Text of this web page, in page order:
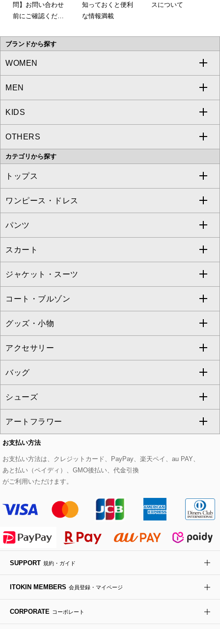
問】お問い合わせ
前にご確認くださ
知っておくと便利
な情報満載
スについて
ブランドから探す
WOMEN
a.v.v
MICHEL KLEIN
MK MICHEL KLEIN
OFUON le MK
eur3
Maison de CINQ
MK MICHEL KLEIN BAG
HIROKO KOSHINO
MEN
a.v.v
MICHEL KLEIN HOMME
MK MICHEL KLEIN HOMME
KIDS
a.v.v
OTHERS
MK MICHEL KLEIN BAG
カテゴリから探す
トップス
すべてのトップス
カットソー・Tシャツ
ブラウス・シャツ
ニット・セーター
カーディガン
アンサンブルセット
ベスト・ジレ
パーカー
タンクトップ・キャミソール
スウェット・ジャージー
その他のトップス
ワンピース・ドレス
すべてのワンピース・ドレス
ワンピース
ドレス
チュニック
ジャンパースカート
その他のワンピース・ドレス
パンツ
すべてのパンツ
フルレングスパンツ
クロップド・半端丈パンツ
ガウチョ・ワイドパンツ
ハーフ・ショート丈パンツ
サロペット・オールインワン
その他のパンツ
スカート
すべてのスカート
ロング・マキシ丈スカート
ひざ丈スカート
ミモレ丈スカート
ショート・ミニ丈スカート
その他のスカート
ジャケット・スーツ
すべてのジャケット・スーツ
テーラードジャケット
ノーカラージャケット
セットアップ
セットアップジャケット
セットアップパンツ
セットアップスカート
セットアップワンピース
コート・ブルゾン
すべてのコート・ブルゾン
トレンチコート
ピーコート
ダッフルコート
チェスターコート
モッズコート
ステンカラーコート
ライダースジャケット
デニムジャケット
ダウンジャケット・コート
グッズ・小物
すべてのグッズ・小物
マスク
ストール・マフラー・スヌード
ベルト・サスペンダー
帽子
ヘアアクセサリー
ハンカチ・バンダナ
手袋
チャーム・ストラップ
アクセサリー
すべてのアクセサリー
ネックレス
ピアス・イヤリング
ブレスレット・バングル
ブローチ・コサージュ
バッグ
すべてのバッグ
トートバッグ
ショルダーバッグ
ボストンバッグ
バックパック・リュック
ボディバッグ・メッセンジャーバッグ
トラベルバッグ
シューズ
すべてのシューズ
パンプス
スニーカー
フラットシューズ
ローファー
ドレスシューズ
アートフラワー
すべてのアートフラワー
ローズ
カサブランカ・カラー
ラナンキュラス
ポプリアレンジ＆フレグランス
お支払い方法
お支払い方法は、クレジットカード、PayPay、楽天ペイ、au PAY、
あと払い（ペイディ）、GMO後払い、代金引換
がご利用いただけます。
SUPPORT 規約・ガイド
ITOKIN MEMBERS 会員登録・マイページ
CORPORATE コーポレート